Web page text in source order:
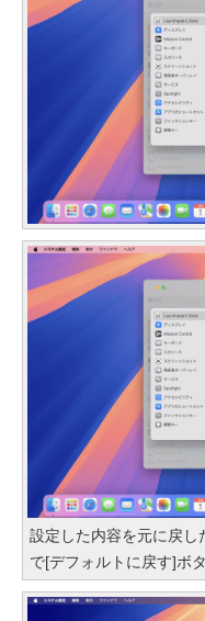
設定した内容を元に戻し
で[デフォルトに戻す]ボ